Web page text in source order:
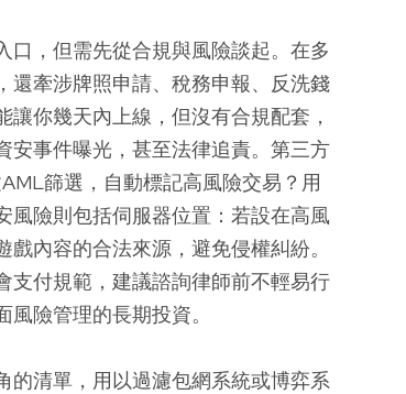
口，但需先從合規與風險談起。在多
還牽涉牌照申請、稅務申報、反洗錢
你幾天內上線，但沒有合規配套，
安事件曝光，甚至法律追責。第三方
篩選，自動標記高風險交易？用
風險則包括伺服器位置：若設在高風
內容的合法來源，避免侵權糾紛。
支付規範，建議諮詢律師前不輕易行
險管理的長期投資。
的清單，用以過濾包網系統或博弈系